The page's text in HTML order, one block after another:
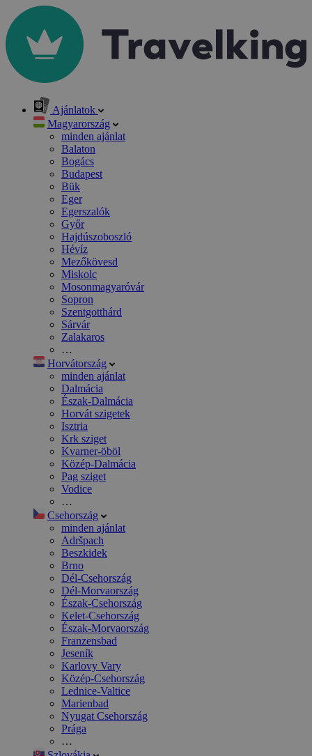
Ajánlatok
Magyarország
minden ajánlat
Balaton
Bogács
Budapest
Bük
Eger
Egerszalók
Győr
Hajdúszoboszló
Hévíz
Mezőkövesd
Miskolc
Mosonmagyaróvár
Sopron
Szentgotthárd
Sárvár
Zalakaros
…
Horvátország
minden ajánlat
Dalmácia
Észak-Dalmácia
Horvát szigetek
Isztria
Krk sziget
Kvarner-öböl
Közép-Dalmácia
Pag sziget
Vodice
…
Csehország
minden ajánlat
Adršpach
Beszkidek
Brno
Dél-Csehország
Dél-Morvaország
Észak-Csehország
Kelet-Csehország
Észak-Morvaország
Franzensbad
Jeseník
Karlovy Vary
Közép-Csehország
Lednice-Valtice
Marienbad
Nyugat Csehország
Prága
…